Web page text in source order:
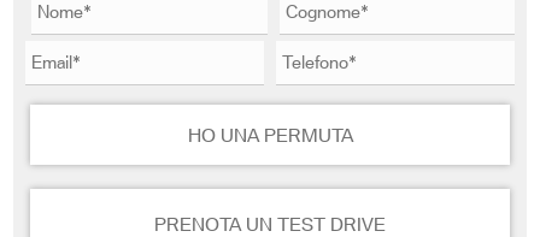
HO UNA PERMUTA
PRENOTA UN TEST DRIVE